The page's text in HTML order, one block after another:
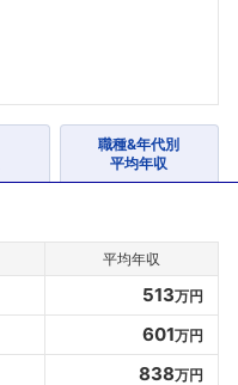
職種&年代別
平均年収
平均年収
513万円
601万円
838万円